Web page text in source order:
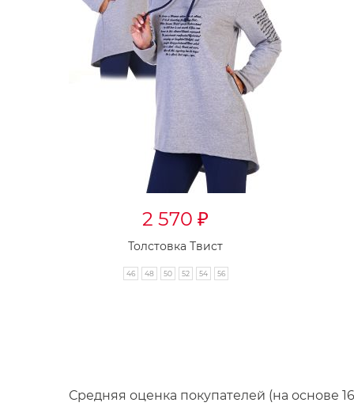
2 570 ₽
Толстовка Твист
46 48 50 52 54 56
Средняя оценка покупателей (на основе